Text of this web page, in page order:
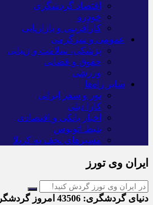
اقتصاد گردشگری
خودرو
کارآفرینی و بازاریابی
عمومی و سرگرمی
پزشکی، سلامت و زیبایی
حقوق و قضایی
ورزشی
سایر راه‌ها
تور و سفر ایرانی
کارا دیلی
اخبار بانکی و اقتصادی
بلیط اتوبوس
مسیرهای نجف به کربلا
ایران وی تورز
دنیای گردشگری: امروز